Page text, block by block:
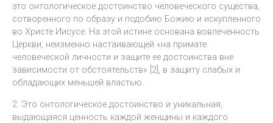
это онтологическое достоинство человеческого существа,
сотворенного по образу и подобию Божию и искупленного
во Христе Иисусе. На этой истине основана вовлеченность
Церкви, неизменно настаивающей «на примате
человеческой личности и защите ее достоинства вне
зависимости от обстоятельств» [2], в защиту слабых и
обладающих меньшей властью.
2. Это онтологическое достоинство и уникальная,
выдающаяся ценность каждой женщины и каждого